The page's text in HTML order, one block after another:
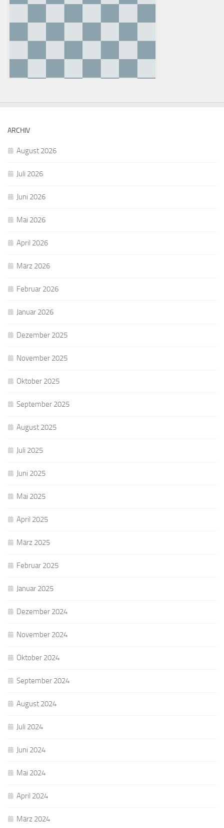
ARCHIV
August 2026
Juli 2026
Juni 2026
Mai 2026
April 2026
März 2026
Februar 2026
Januar 2026
Dezember 2025
November 2025
Oktober 2025
September 2025
August 2025
Juli 2025
Juni 2025
Mai 2025
April 2025
März 2025
Februar 2025
Januar 2025
Dezember 2024
November 2024
Oktober 2024
September 2024
August 2024
Juli 2024
Juni 2024
Mai 2024
April 2024
März 2024